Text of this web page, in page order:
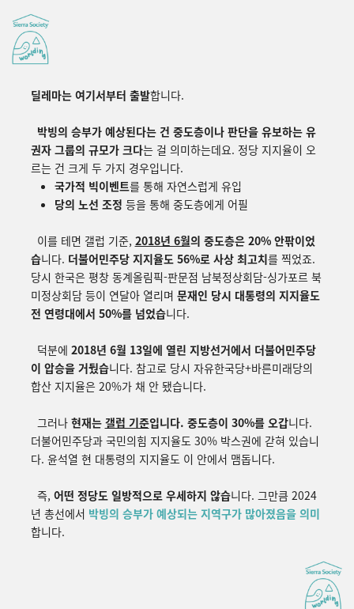
딜레마는 여기서부터 출발합니다.
박빙의 승부가 예상된다는 건 중도층이나 판단을 유보하는 유
권자 그룹의 규모가 크다는 걸 의미하는데요. 정당 지지율이 오
르는 건 크게 두 가지 경우입니다.
국가적 빅이벤트를 통해 자연스럽게 유입
당의 노선 조정 등을 통해 중도층에게 어필
이를 테면 갤럽 기준, 2018년 6월의 중도층은 20% 안팎이었
습니다. 더불어민주당 지지율도 56%로 사상 최고치를 찍었죠.
당시 한국은 평창 동계올림픽-판문점 남북정상회담-싱가포르 북
미정상회담 등이 연달아 열리며 문재인 당시 대통령의 지지율도
전 연령대에서 50%를 넘었습니다.
덕분에 2018년 6월 13일에 열린 지방선거에서 더불어민주당
이 압승을 거뒀습니다. 참고로 당시 자유한국당+바른미래당의
합산 지지율은 20%가 채 안 됐습니다.
그러나 현재는 갤럽 기준입니다. 중도층이 30%를 오갑니다.
더불어민주당과 국민의힘 지지율도 30% 박스권에 갇혀 있습니
다. 윤석열 현 대통령의 지지율도 이 안에서 맴돕니다.
즉, 어떤 정당도 일방적으로 우세하지 않습니다. 그만큼 2024
년 총선에서 박빙의 승부가 예상되는 지역구가 많아졌음을 의미
합니다.